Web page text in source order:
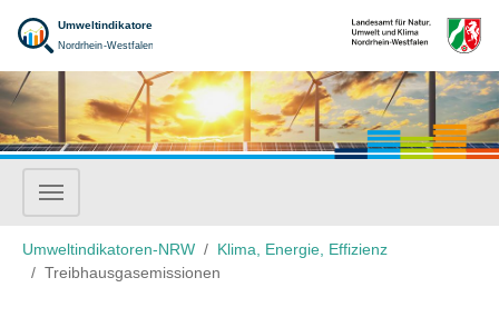
Zum Hauptinhalt springen
Sie sind hier:
Umweltindikatoren-NRW
Klima, Energie, Effizienz
Treibhausgasemissionen